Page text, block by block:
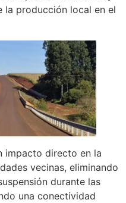
la producción local en el
impacto directo en la
vecinas, eliminando
durante las
una conectividad